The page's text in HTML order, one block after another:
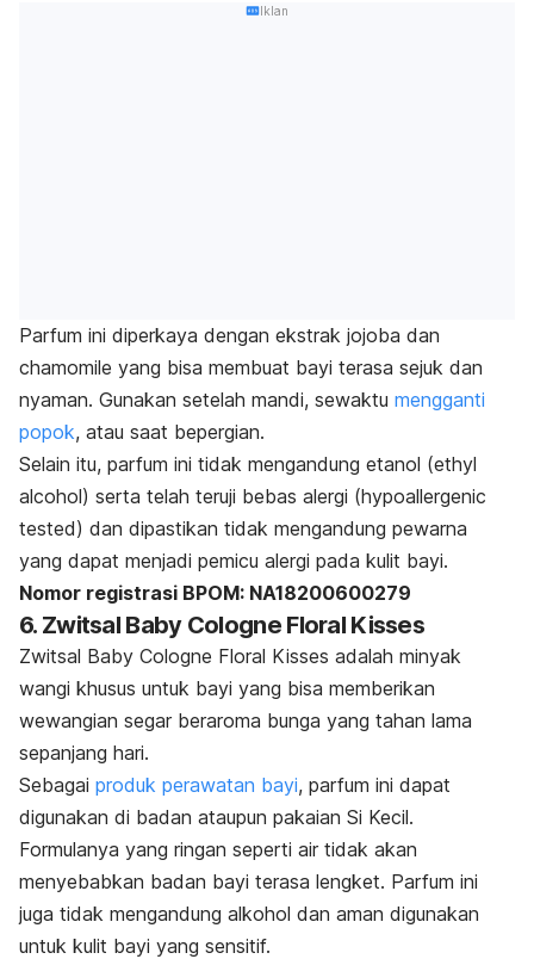
Iklan
Parfum ini diperkaya dengan ekstrak jojoba dan
chamomile yang bisa membuat bayi terasa sejuk dan
nyaman. Gunakan setelah mandi, sewaktu mengganti
popok, atau saat bepergian.
Selain itu, parfum ini tidak mengandung etanol (ethyl
alcohol) serta telah teruji bebas alergi (hypoallergenic
tested) dan dipastikan tidak mengandung pewarna
yang dapat menjadi pemicu alergi pada kulit bayi.
Nomor registrasi BPOM: NA18200600279
6. Zwitsal Baby Cologne Floral Kisses
Zwitsal Baby Cologne Floral Kisses adalah minyak
wangi khusus untuk bayi yang bisa memberikan
wewangian segar beraroma bunga yang tahan lama
sepanjang hari.
Sebagai produk perawatan bayi, parfum ini dapat
digunakan di badan ataupun pakaian Si Kecil.
Formulanya yang ringan seperti air tidak akan
menyebabkan badan bayi terasa lengket. Parfum ini
juga tidak mengandung alkohol dan aman digunakan
untuk kulit bayi yang sensitif.